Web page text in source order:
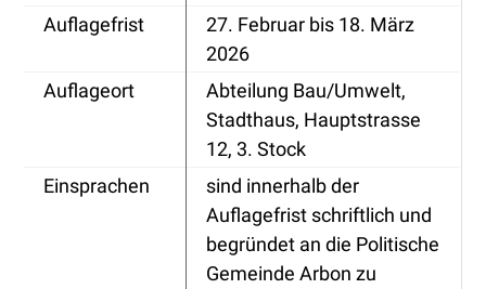
Auflagefrist
27. Februar bis 18. März
2026
Auflageort
Abteilung Bau/Umwelt,
Stadthaus, Hauptstrasse
12, 3. Stock
Einsprachen
sind innerhalb der
Auflagefrist schriftlich und
begründet an die Politische
Gemeinde Arbon zu